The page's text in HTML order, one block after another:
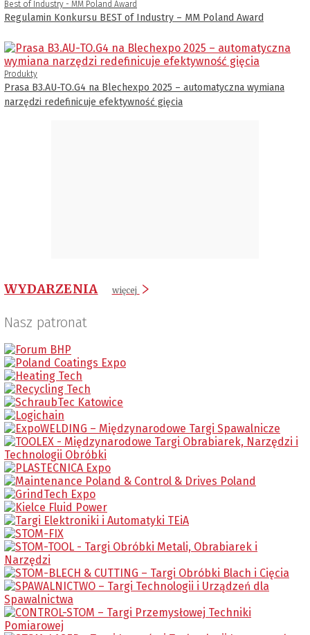
Best of Industry - MM Poland Award
Regulamin Konkursu BEST of Industry – MM Poland Award
Produkty
Prasa B3.AU-TO.G4 na Blechexpo 2025 – automatyczna wymiana
narzędzi redefinicuje efektywność gięcia
WYDARZENIA więcej
Nasz patronat